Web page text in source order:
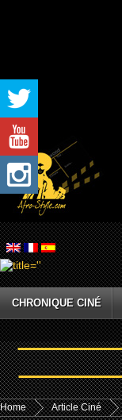
CHRONIQUE CINÉ
Home Article Ciné